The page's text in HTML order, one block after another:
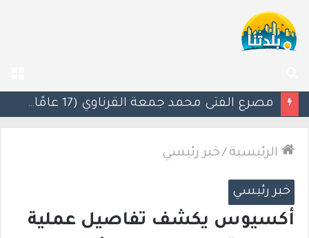
عن
“غسلوا مسرح الجريمة وأخفوا الأدلة”: تطور في قضية مقتل محمد كساب بأم الفحم
الرئيسية /خبر رئيسي
خبر رئيسي
أكسيوس يكشف تفاصيل عملية